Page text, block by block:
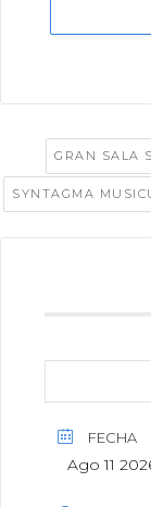
GRAN SALA
SYNTAGMA
FECHA
Ago 11